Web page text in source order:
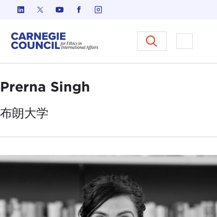
跳至内容
Carnegie Council 国际事务中的
打开菜单
Prerna Singh
布朗大学